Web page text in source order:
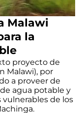
Malawi
la
proyecto de
Malawi), por
a proveer de
agua potable y
vulnerables de los